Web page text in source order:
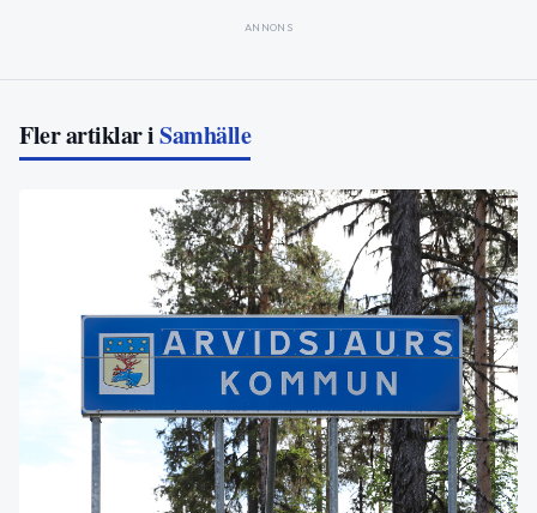
ANNONS
Fler artiklar iSamhälle